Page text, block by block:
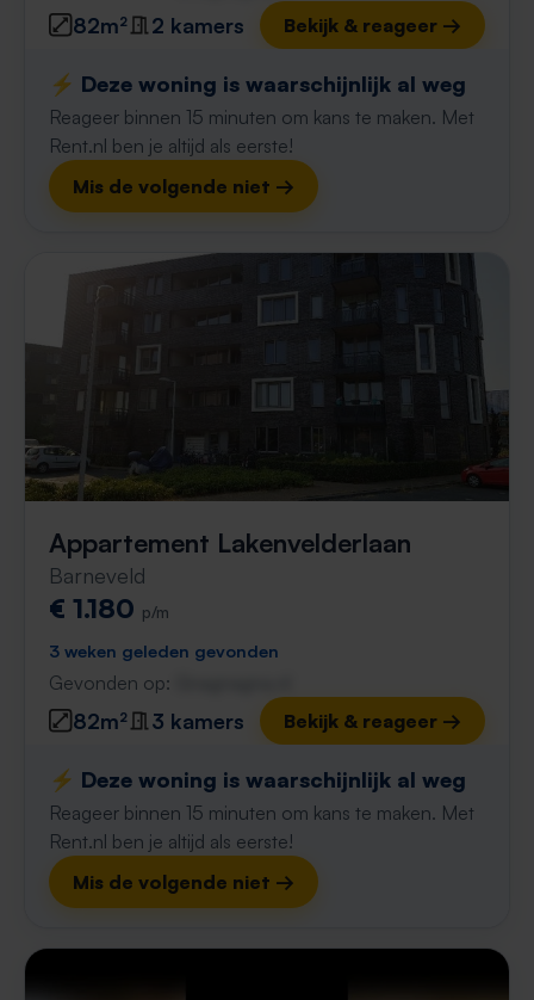
82m² 2 kamers Bekijk & reageer →
⚡️ Deze woning is waarschijnlijk al weg
Reageer binnen 15 minuten om kans te maken. Met
Rent.nl ben je altijd als eerste!
Mis de volgende niet →
Appartement Lakenvelderlaan
Barneveld
€ 1.180 p/m
3 weken geleden gevonden
Gevonden op:
82m² 3 kamers Bekijk & reageer →
⚡️ Deze woning is waarschijnlijk al weg
Reageer binnen 15 minuten om kans te maken. Met
Rent.nl ben je altijd als eerste!
Mis de volgende niet →